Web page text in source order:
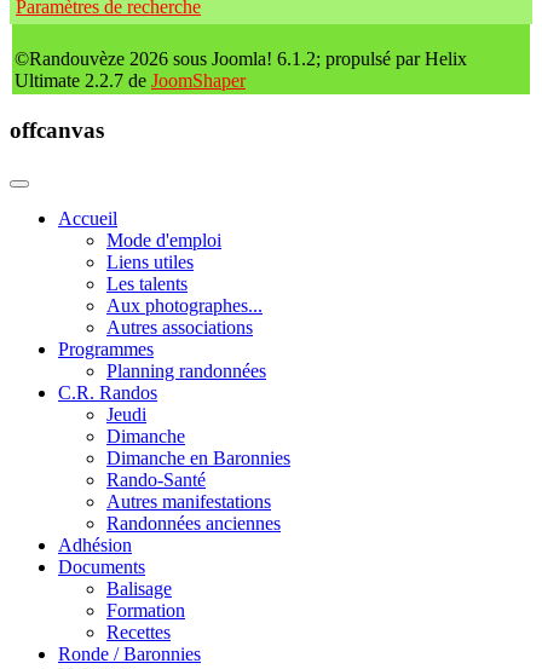
Paramètres de recherche
©Randouvèze 2026 sous Joomla! 6.1.2; propulsé par Helix
Ultimate 2.2.7 de JoomShaper
offcanvas
Accueil
Mode d'emploi
Liens utiles
Les talents
Aux photographes...
Autres associations
Programmes
Planning randonnées
C.R. Randos
Jeudi
Dimanche
Dimanche en Baronnies
Rando-Santé
Autres manifestations
Randonnées anciennes
Adhésion
Documents
Balisage
Formation
Recettes
Ronde / Baronnies